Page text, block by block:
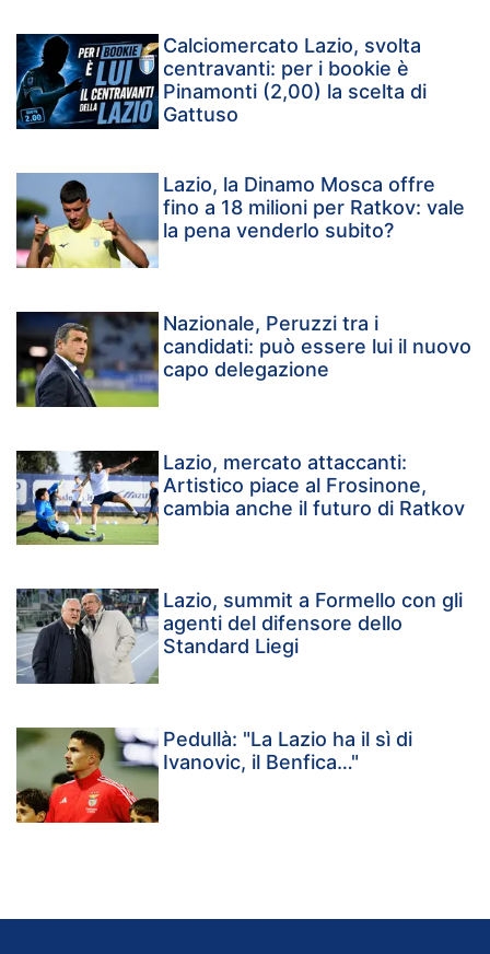
Calciomercato Lazio, svolta
centravanti: per i bookie è
Pinamonti (2,00) la scelta di
Gattuso
Lazio, la Dinamo Mosca offre
fino a 18 milioni per Ratkov: vale
la pena venderlo subito?
Nazionale, Peruzzi tra i
candidati: può essere lui il nuovo
capo delegazione
Lazio, mercato attaccanti:
Artistico piace al Frosinone,
cambia anche il futuro di Ratkov
Lazio, summit a Formello con gli
agenti del difensore dello
Standard Liegi
Pedullà: "La Lazio ha il sì di
Ivanovic, il Benfica…"